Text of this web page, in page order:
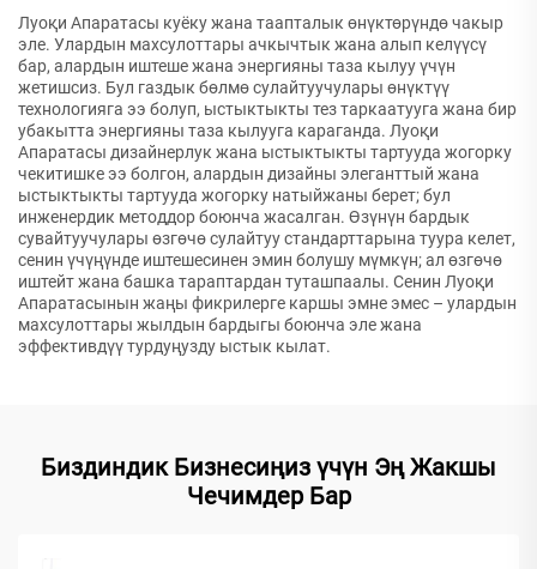
Луоқи Апаратасы куёку жана таапталык өнүктөрүндө чакыр
эле. Улардын махсулоттары ачкычтык жана алып келүүсү
бар, алардын иштеше жана энергияны таза кылуу үчүн
жетишсиз. Бул газдык бөлмө сулайтуучулары өнүктүү
технологияга ээ болуп, ыстыктыкты тез таркаатууга жана бир
убакытта энергияны таза кылууга караганда. Луоқи
Апаратасы дизайнерлук жана ыстыктыкты тартууда жогорку
чекитишке ээ болгон, алардын дизайны элеганттый жана
ыстыктыкты тартууда жогорку натыйжаны берет; бул
инженердик методдор боюнча жасалган. Өзүнүн бардык
сувайтуучулары өзгөчө сулайтуу стандарттарына туура келет,
сенин үчүңүнде иштешесинен эмин болушу мүмкүн; ал өзгөчө
иштейт жана башка тараптардан туташпаалы. Сенин Луоқи
Апаратасынын жаңы фикрилерге каршы эмне эмес – улардын
махсулоттары жылдын бардыгы боюнча эле жана
эффективдүү турдуңузду ыстык кылат.
Биздиндик Бизнесиңиз үчүн Эң Жакшы
Чечимдер Бар